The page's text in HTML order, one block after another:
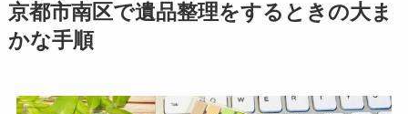
京都市南区で遺品整理をするときの大ま
かな手順